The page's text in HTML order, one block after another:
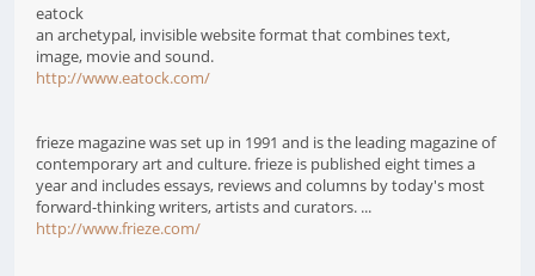
eatock
an archetypal, invisible website format that combines text,
image, movie and sound.
http://www.eatock.com/
frieze magazine was set up in 1991 and is the leading magazine of
contemporary art and culture. frieze is published eight times a
year and includes essays, reviews and columns by today's most
forward-thinking writers, artists and curators. ...
http://www.frieze.com/